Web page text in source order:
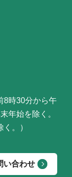
8時30分から午
年始を除く。
。）
い合わせ